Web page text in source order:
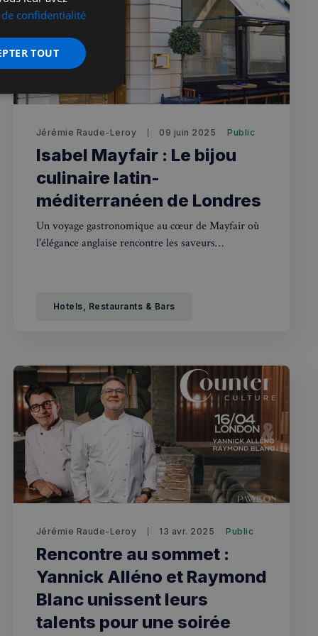
Jérémie Raude-Leroy 09 juin 2025 Public
Isabel Mayfair : Le bijou
culinaire latin-
méditerranéen de Londres
Un voyage gastronomique au cœur de Mayfair où
l'élégance anglaise rencontre les saveurs
Hotels, Restaurants & Bars
Jérémie Raude-Leroy 13 avr. 2025 Public
Rencontre au sommet :
Yannick Alléno et Raymond
Blanc unissent leurs
talents pour une soirée
confidentialité
TOUT
des utilisateurs et
minimiser le
Script.com
des
nécessaire que la
fonctionne
du plugin Spotify
intersite.
de
pour leur
données sur le
diverses
en veillant à
intersite.